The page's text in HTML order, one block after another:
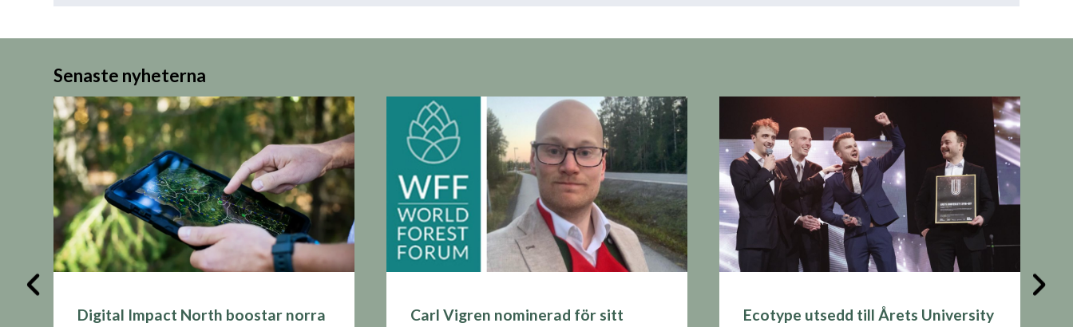
Senaste nyheterna
Digital Impact North boostar norra
Carl Vigren nominerad för sitt
Ecotype utsedd till Årets University